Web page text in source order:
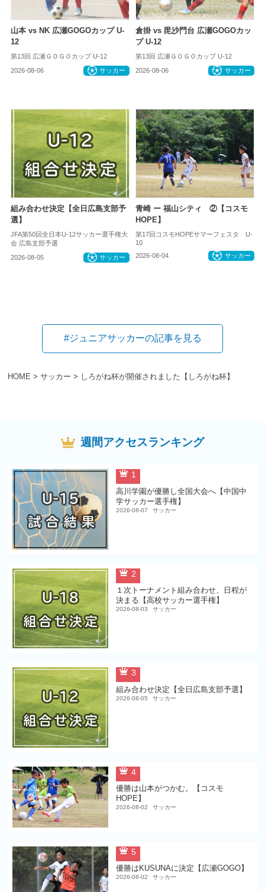
HOME > サッカー > しろがね杯が開催されました【しろがね杯】
山本 vs NK 広瀬GOGOカップ U-
12
第13回 広瀬ＧＯＧＯカップ U-12
2026-08-06 サッカー
倉掛 vs 毘沙門台 広瀬GOGOカッ
プ U-12
第13回 広瀬ＧＯＧＯカップ U-12
2026-08-06 サッカー
組み合わせ決定【全日広島支部予
選】
JFA第50回全日本U-12サッカー選手権大
会 広島支部予選
2026-08-05 サッカー
青崎 ー 福山シティ ②【コスモ
HOPE】
第17回コスモHOPEサマーフェスタ U-
10
2026-08-04
サッカー
#ジュニアサッカーの記事を見る
週間アクセスランキング
1
高川学園が優勝し全国大会へ【中国中
学サッカー選手権】
2026-08-07 サッカー
2
１次トーナメント組み合わせ、日程が
決まる【高校サッカー選手権】
2026-08-03 サッカー
3
組み合わせ決定【全日広島支部予選】
2026-08-05 サッカー
4
優勝は山本がつかむ。【コスモ
HOPE】
2026-08-02 サッカー
5
優勝はKUSUNAに決定【広瀬GOGO】
2026-08-02 サッカー